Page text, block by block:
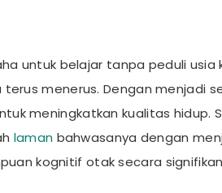
untuk belajar tanpa peduli usia
menerus. Dengan menjadi
meningkatkan kualitas hidup.
laman bahwasanya dengan
kognitif otak secara